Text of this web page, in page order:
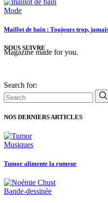
Mode
Maillot de bain : Toujours trop, jamais
NOUS SUIVRE
Magazine made for you.
Search for:
NOS DERNIERS ARTICLES
Musiques
Tumor alimente la rumeur
Bande-dessinée